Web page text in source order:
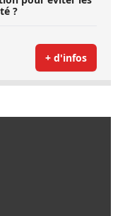
?
+ d'infos